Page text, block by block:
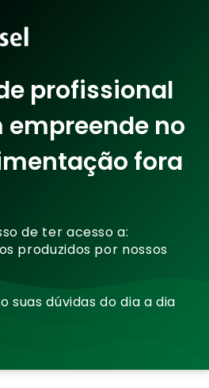
profissional
no
fora
de ter acesso a:
produzidos por nossos
suas dúvidas do dia a dia